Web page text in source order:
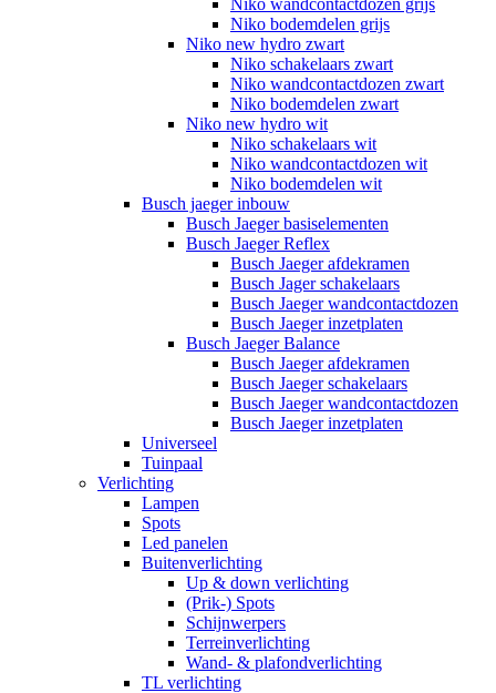
Niko wandcontactdozen grijs
Niko bodemdelen grijs
Niko new hydro zwart
Niko schakelaars zwart
Niko wandcontactdozen zwart
Niko bodemdelen zwart
Niko new hydro wit
Niko schakelaars wit
Niko wandcontactdozen wit
Niko bodemdelen wit
Busch jaeger inbouw
Busch Jaeger basiselementen
Busch Jaeger Reflex
Busch Jaeger afdekramen
Busch Jager schakelaars
Busch Jaeger wandcontactdozen
Busch Jaeger inzetplaten
Busch Jaeger Balance
Busch Jaeger afdekramen
Busch Jaeger schakelaars
Busch Jaeger wandcontactdozen
Busch Jaeger inzetplaten
Universeel
Tuinpaal
Verlichting
Lampen
Spots
Led panelen
Buitenverlichting
Up & down verlichting
(Prik-) Spots
Schijnwerpers
Terreinverlichting
Wand- & plafondverlichting
TL verlichting